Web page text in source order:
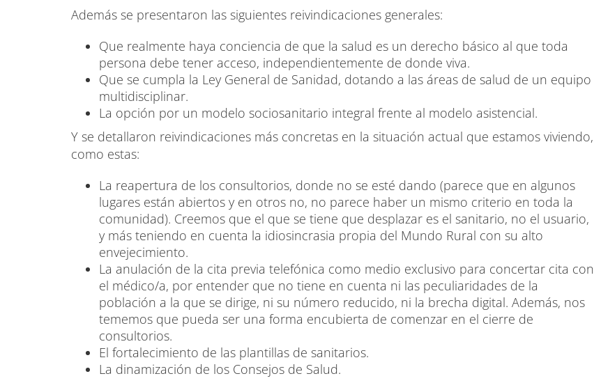
Además se presentaron las siguientes reivindicaciones generales:
Que realmente haya conciencia de que la salud es un derecho básico al que toda
persona debe tener acceso, independientemente de donde viva.
Que se cumpla la Ley General de Sanidad, dotando a las áreas de salud de un equipo
multidisciplinar.
La opción por un modelo sociosanitario integral frente al modelo asistencial.
Y se detallaron reivindicaciones más concretas en la situación actual que estamos viviendo,
como estas:
La reapertura de los consultorios, donde no se esté dando (parece que en algunos
lugares están abiertos y en otros no, no parece haber un mismo criterio en toda la
comunidad). Creemos que el que se tiene que desplazar es el sanitario, no el usuario,
y más teniendo en cuenta la idiosincrasia propia del Mundo Rural con su alto
envejecimiento.
La anulación de la cita previa telefónica como medio exclusivo para concertar cita con
el médico/a, por entender que no tiene en cuenta ni las peculiaridades de la
población a la que se dirige, ni su número reducido, ni la brecha digital. Además, nos
tememos que pueda ser una forma encubierta de comenzar en el cierre de
consultorios.
El fortalecimiento de las plantillas de sanitarios.
La dinamización de los Consejos de Salud.